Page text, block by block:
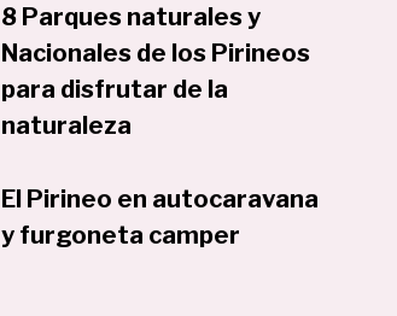
8 Parques naturales y
Nacionales de los Pirineos
para disfrutar de la
naturaleza
El Pirineo en autocaravana
y furgoneta camper